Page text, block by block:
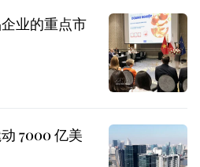
业的重点市
7000 亿美